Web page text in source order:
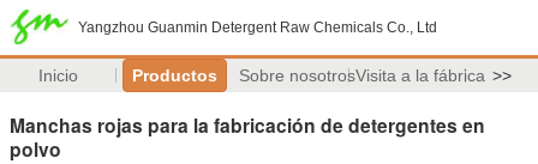
Yangzhou Guanmin Detergent Raw Chemicals Co., Ltd
Inicio Productos Sobre nosotrosVisita a la fábrica >>
Manchas rojas para la fabricación de detergentes en
polvo